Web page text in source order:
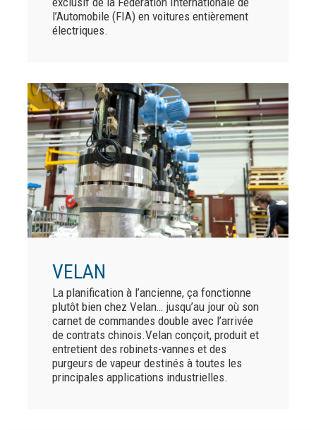
l’Automobile (FIA) en voitures entièrement
électriques.
VELAN
La planification à l’ancienne, ça fonctionne
plutôt bien chez Velan… jusqu’au jour où son
carnet de commandes double avec l’arrivée
de contrats chinois.Velan conçoit, produit et
entretient des robinets-vannes et des
purgeurs de vapeur destinés à toutes les
principales applications industrielles.